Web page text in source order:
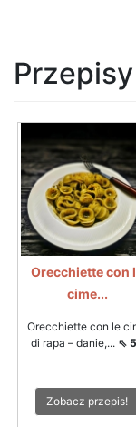
Orecchiette con
cime...
Orecchiette con le
di rapa – danie,... ⇖
Zobacz przepis!